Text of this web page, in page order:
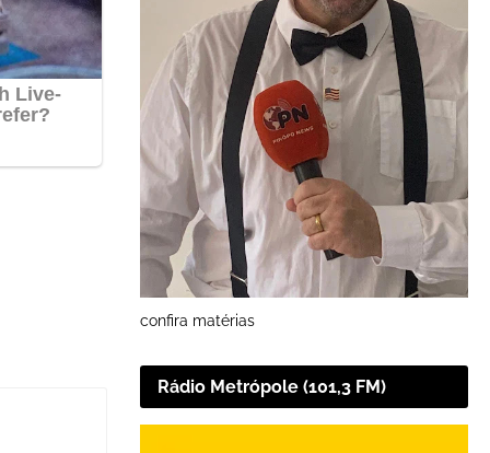
confira matérias
Rádio Metrópole (101,3 FM)